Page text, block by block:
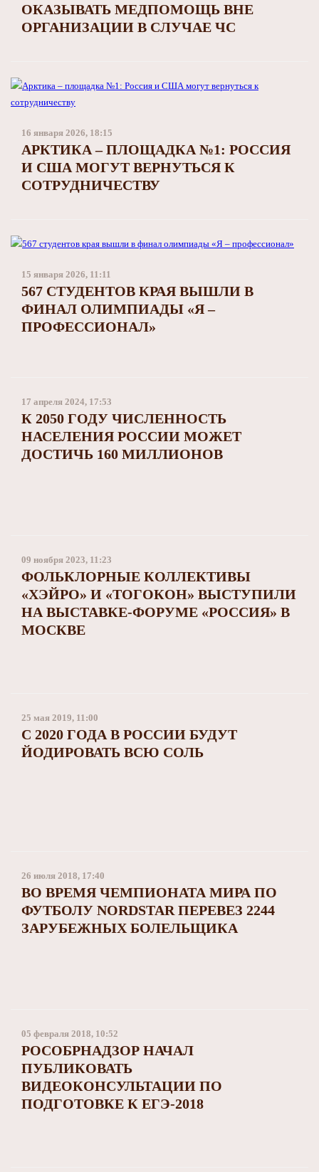
ОКАЗЫВАТЬ МЕДПОМОЩЬ ВНЕ
ОРГАНИЗАЦИИ В СЛУЧАЕ ЧС
16 января 2026, 18:15
АРКТИКА – ПЛОЩАДКА №1: РОССИЯ
И США МОГУТ ВЕРНУТЬСЯ К
СОТРУДНИЧЕСТВУ
15 января 2026, 11:11
567 СТУДЕНТОВ КРАЯ ВЫШЛИ В
ФИНАЛ ОЛИМПИАДЫ «Я –
ПРОФЕССИОНАЛ»
17 апреля 2024, 17:53
К 2050 ГОДУ ЧИСЛЕННОСТЬ
НАСЕЛЕНИЯ РОССИИ МОЖЕТ
ДОСТИЧЬ 160 МИЛЛИОНОВ
09 ноября 2023, 11:23
ФОЛЬКЛОРНЫЕ КОЛЛЕКТИВЫ
«ХЭЙРО» И «ТОГОКОН» ВЫСТУПИЛИ
НА ВЫСТАВКЕ-ФОРУМЕ «РОССИЯ» В
МОСКВЕ
25 мая 2019, 11:00
С 2020 ГОДА В РОССИИ БУДУТ
ЙОДИРОВАТЬ ВСЮ СОЛЬ
26 июля 2018, 17:40
ВО ВРЕМЯ ЧЕМПИОНАТА МИРА ПО
ФУТБОЛУ NORDSTAR ПЕРЕВЕЗ 2244
ЗАРУБЕЖНЫХ БОЛЕЛЬЩИКА
05 февраля 2018, 10:52
РОСОБРНАДЗОР НАЧАЛ
ПУБЛИКОВАТЬ
ВИДЕОКОНСУЛЬТАЦИИ ПО
ПОДГОТОВКЕ К ЕГЭ-2018